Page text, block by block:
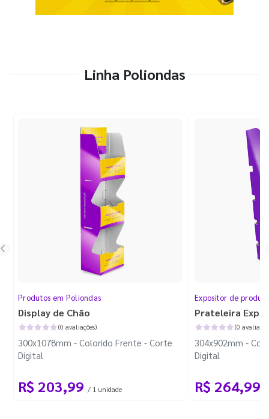
Linha Poliondas
Produtos em Poliondas
Display de Chão
(0 avaliações)
300x1078mm - Colorido Frente - Corte
Digital
R$ 203,99 / 1 unidade
Expositor de
Prateleira
(0
304x902mm -
Digital
R$ 264,99